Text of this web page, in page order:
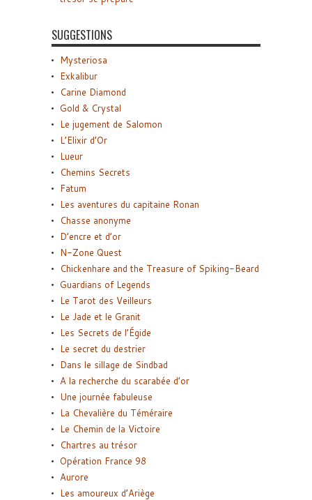
SUGGESTIONS
Mysteriosa
Exkalibur
Carine Diamond
Gold & Crystal
Le jugement de Salomon
L’Elixir d’Or
Lueur
Chemins Secrets
Fatum
Les aventures du capitaine Ronan
Chasse anonyme
D’encre et d’or
N-Zone Quest
Chickenhare and the Treasure of Spiking-Beard
Guardians of Legends
Le Tarot des Veilleurs
Le Jade et le Granit
Les Secrets de l’Égide
Le secret du destrier
Dans le sillage de Sindbad
A la recherche du scarabée d’or
Une journée fabuleuse
La Chevalière du Téméraire
Le Chemin de la Victoire
Chartres au trésor
Opération France 98
Aurore
Les amoureux d’Ariège